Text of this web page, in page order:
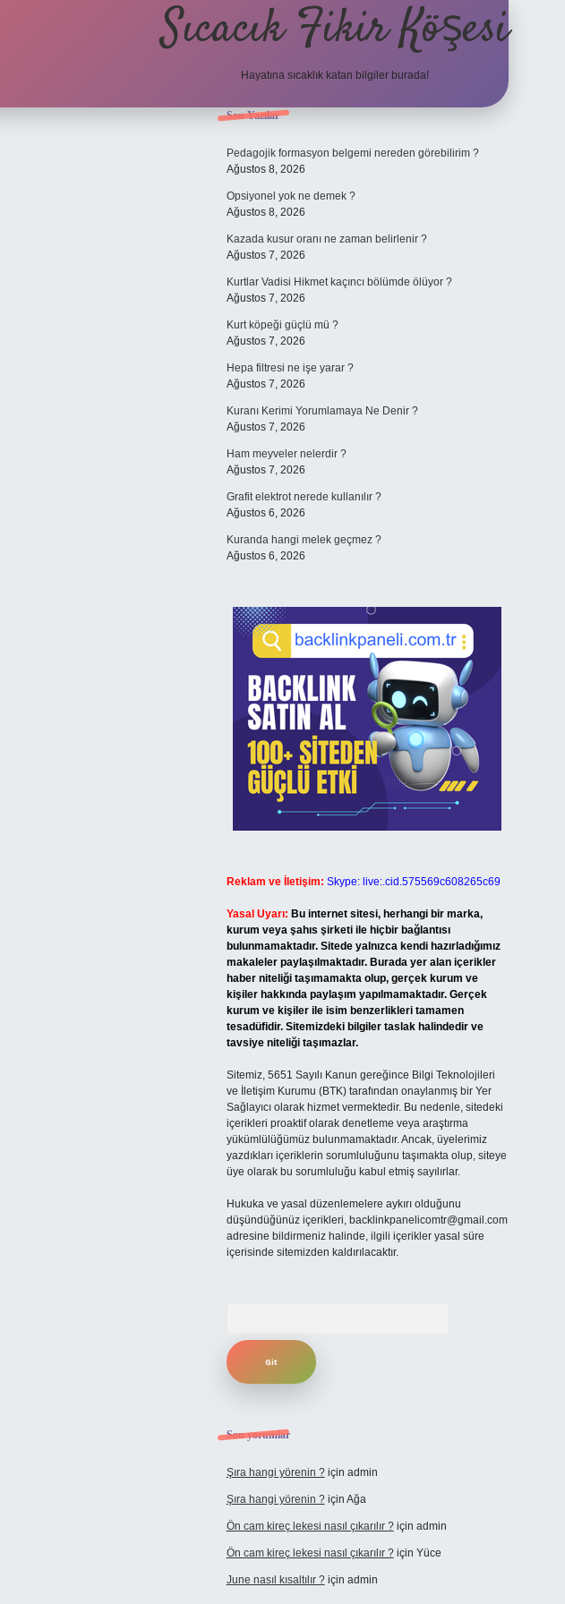
Sıcacık Fikir Köşesi
Hayatına sıcaklık katan bilgiler burada!
Sidebar
Son Yazılar
Pedagojik formasyon belgemi nereden görebilirim ?
Ağustos 8, 2026
Opsiyonel yok ne demek ?
Ağustos 8, 2026
Kazada kusur oranı ne zaman belirlenir ?
Ağustos 7, 2026
Kurtlar Vadisi Hikmet kaçıncı bölümde ölüyor ?
Ağustos 7, 2026
Kurt köpeği güçlü mü ?
Ağustos 7, 2026
Hepa filtresi ne işe yarar ?
Ağustos 7, 2026
Kuranı Kerimi Yorumlamaya Ne Denir ?
Ağustos 7, 2026
Ham meyveler nelerdir ?
Ağustos 7, 2026
Grafit elektrot nerede kullanılır ?
Ağustos 6, 2026
Kuranda hangi melek geçmez ?
Ağustos 6, 2026
Reklam ve İletişim: Skype: live:.cid.575569c608265c69
Yasal Uyarı: Bu internet sitesi, herhangi bir marka,
kurum veya şahıs şirketi ile hiçbir bağlantısı
bulunmamaktadır. Sitede yalnızca kendi hazırladığımız
makaleler paylaşılmaktadır. Burada yer alan içerikler
haber niteliği taşımamakta olup, gerçek kurum ve
kişiler hakkında paylaşım yapılmamaktadır. Gerçek
kurum ve kişiler ile isim benzerlikleri tamamen
tesadüfidir. Sitemizdeki bilgiler taslak halindedir ve
tavsiye niteliği taşımazlar.
Sitemiz, 5651 Sayılı Kanun gereğince Bilgi Teknolojileri
ve İletişim Kurumu (BTK) tarafından onaylanmış bir Yer
Sağlayıcı olarak hizmet vermektedir. Bu nedenle, sitedeki
içerikleri proaktif olarak denetleme veya araştırma
yükümlülüğümüz bulunmamaktadır. Ancak, üyelerimiz
yazdıkları içeriklerin sorumluluğunu taşımakta olup, siteye
üye olarak bu sorumluluğu kabul etmiş sayılırlar.
Hukuka ve yasal düzenlemelere aykırı olduğunu
düşündüğünüz içerikleri, backlinkpanelicomtr@gmail.com
adresine bildirmeniz halinde, ilgili içerikler yasal süre
içerisinde sitemizden kaldırılacaktır.
Son yorumlar
Şıra hangi yörenin ?için admin
Şıra hangi yörenin ?için Ağa
Ön cam kireç lekesi nasıl çıkarılır ?için admin
Ön cam kireç lekesi nasıl çıkarılır ?için Yüce
June nasıl kısaltılır ?için admin